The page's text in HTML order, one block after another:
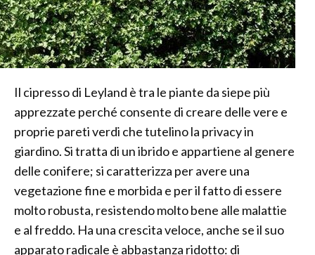
Il cipresso di Leyland è tra le piante da siepe più
apprezzate perché consente di creare delle vere e
proprie pareti verdi che tutelino la privacy in
giardino. Si tratta di un ibrido e appartiene al genere
delle conifere; si caratterizza per avere una
vegetazione fine e morbida e per il fatto di essere
molto robusta, resistendo molto bene alle malattie
e al freddo. Ha una crescita veloce, anche se il suo
apparato radicale è abbastanza ridotto: di